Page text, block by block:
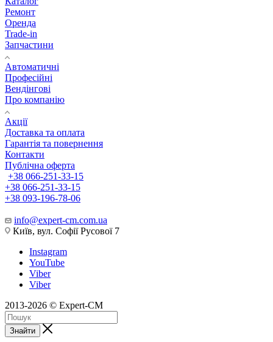
Ремонт
Оренда
Trade-in
Запчастини
Автоматичні
Професійні
Вендінгові
Про компанію
Акції
Доставка та оплата
Гарантія та повернення
Контакти
Публічна оферта
+38 066-251-33-15
+38 066-251-33-15
+38 093-196-78-06
info@expert-cm.com.ua
Київ, вул. Софії Русової 7
Instagram
YouTube
Viber
Viber
2013-2026 © Expert-CM
Знайти